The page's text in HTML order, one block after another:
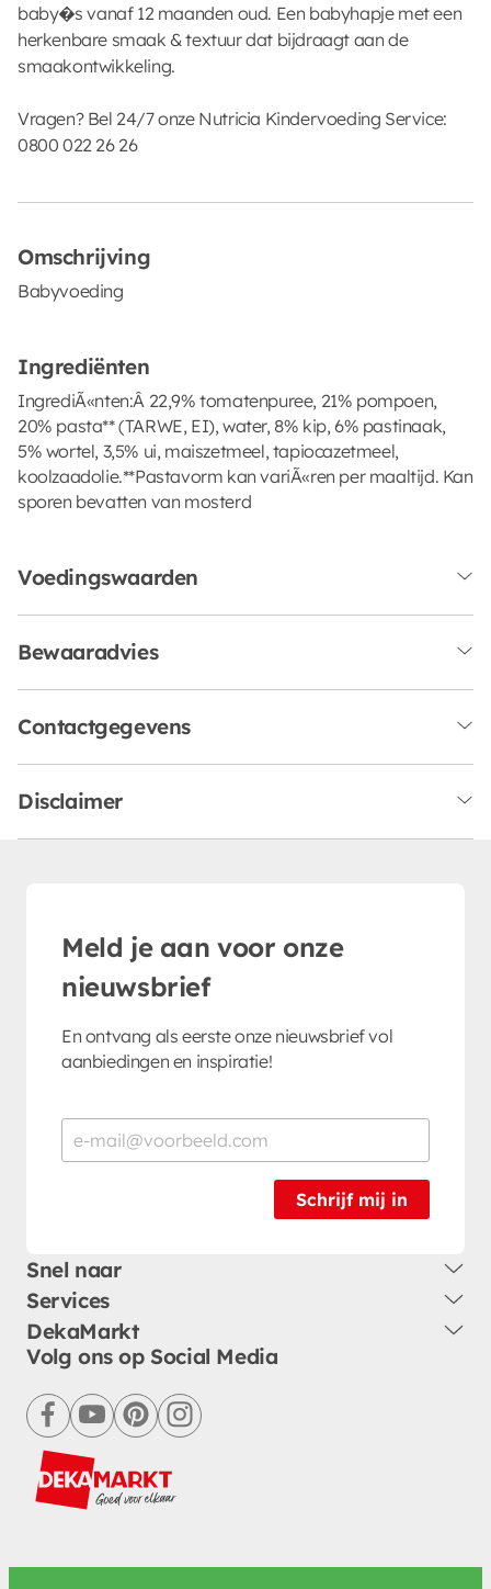
baby�s vanaf 12 maanden oud. Een babyhapje met een
herkenbare smaak & textuur dat bijdraagt aan de
smaakontwikkeling.
Vragen? Bel 24/7 onze Nutricia Kindervoeding Service:
0800 022 26 26
Omschrijving
Babyvoeding
Ingrediënten
IngrediÃ«nten:Â 22,9% tomatenpuree, 21% pompoen,
20% pasta** (TARWE, EI), water, 8% kip, 6% pastinaak,
5% wortel, 3,5% ui, maiszetmeel, tapiocazetmeel,
koolzaadolie.**Pastavorm kan variÃ«ren per maaltijd. Kan
sporen bevatten van mosterd
Voedingswaarden
Bewaaradvies
Contactgegevens
Disclaimer
Meld je aan voor onze
nieuwsbrief
En ontvang als eerste onze nieuwsbrief vol
aanbiedingen en inspiratie!
Schrijf mij in
Snel naar
Services
DekaMarkt
Volg ons op Social Media
facebookyoutubepinterestinstagram